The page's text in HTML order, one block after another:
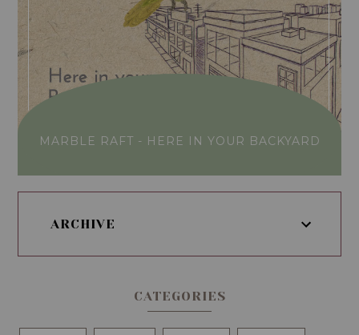
MARBLE RAFT - HERE IN YOUR BACKYARD
ARCHIVE
CATEGORIES